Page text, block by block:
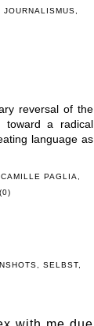
JOURNALISMUS
reversal of the
toward a radical
language as
CAMILLE PAGLIA
,SELBST